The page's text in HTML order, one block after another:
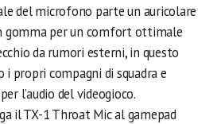
del microfono parte un auricolare
gomma per un comfort ottimale
da rumori esterni, in questo
propri compagni di squadra e
l’audio del videogioco.
il TX-1 Throat Mic al gamepad